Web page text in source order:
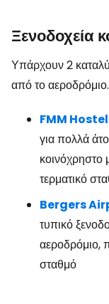
Ξενοδοχεία
Υπάρχουν 2
από το αεροδρόμιο.
FMM Hostel
για πολλά
τερματικό
Bergers
τυπικό
αεροδρόμιο,
σταθμό